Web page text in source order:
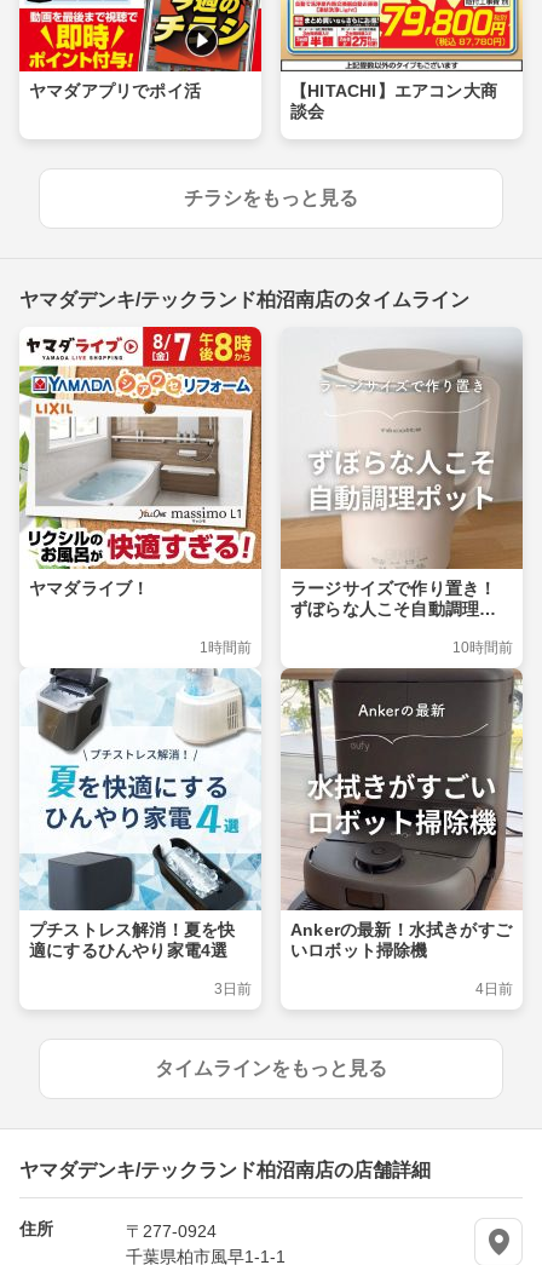
ヤマダアプリでポイ活
【HITACHI】エアコン大商
談会
チラシをもっと見る
ヤマダデンキ/テックランド柏沼南店のタイムライン
ヤマダライブ！
1時間前
ラージサイズで作り置き！
ずぼらな人こそ自動調理ポ
10時間前
プチストレス解消！夏を快
適にするひんやり家電4選
3日前
Ankerの最新！水拭きがすご
いロボット掃除機
4日前
タイムラインをもっと見る
ヤマダデンキ/テックランド柏沼南店の店舗詳細
住所
〒277-0924
千葉県柏市風早1-1-1